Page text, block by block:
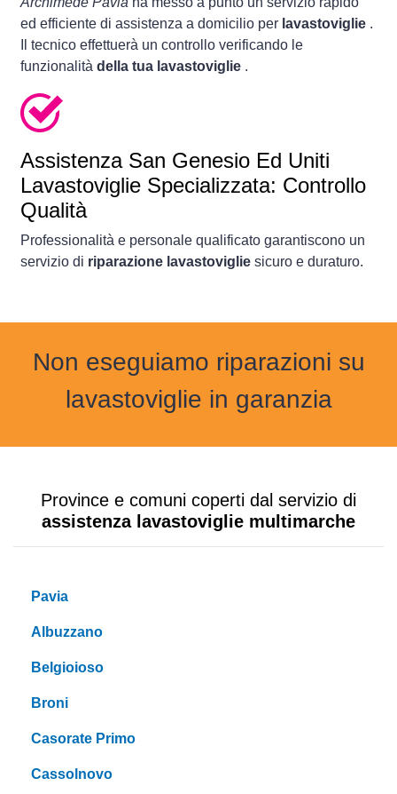
ed efficiente di assistenza a domicilio per lavastoviglie .
Il tecnico effettuerà un controllo verificando le
funzionalità della tua lavastoviglie .
Assistenza San Genesio Ed Uniti
Lavastoviglie Specializzata: Controllo
Qualità
Professionalità e personale qualificato garantiscono un
servizio di riparazione lavastoviglie sicuro e duraturo.
Non eseguiamo riparazioni su
lavastoviglie in garanzia
Province e comuni coperti dal servizio di
assistenza lavastoviglie multimarche
Pavia
Albuzzano
Belgioioso
Broni
Casorate Primo
Cassolnovo